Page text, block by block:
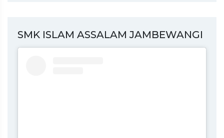
SMK ISLAM ASSALAM JAMBEWANGI